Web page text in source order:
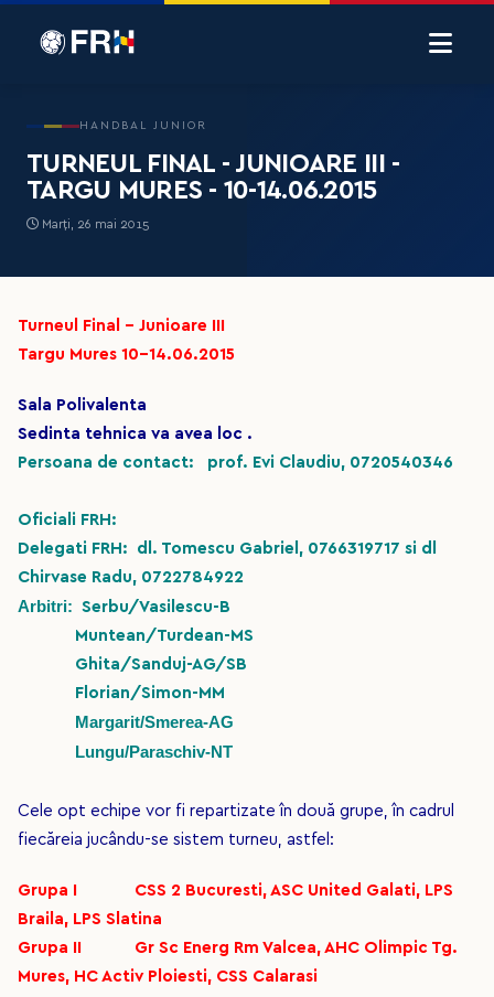
HANDBAL JUNIOR
TURNEUL FINAL - JUNIOARE III -
TARGU MURES - 10-14.06.2015
Marți, 26 mai 2015
Turneul Final - Junioare III
Targu Mures 10-14.06.2015
Sala Polivalenta
Sedinta tehnica va avea loc .
Persoana de contact: prof. Evi Claudiu, 0720540346
Oficiali FRH:
Delegati FRH: dl. Tomescu Gabriel, 0766319717 si dl
Chirvase Radu, 0722784922
Arbitri: Serbu/Vasilescu-B
Muntean/Turdean-MS
Ghita/Sanduj-AG/SB
Florian/Simon-MM
Margarit/Smerea-AG
Lungu/Paraschiv-NT
Cele opt echipe vor fi repartizate în două grupe, în cadrul
fiecăreia jucându-se sistem turneu, astfel:
Grupa I CSS 2 Bucuresti, ASC United Galati, LPS
Braila, LPS Slatina
Grupa II Gr Sc Energ Rm Valcea, AHC Olimpic Tg.
Mures, HC Activ Ploiesti, CSS Calarasi